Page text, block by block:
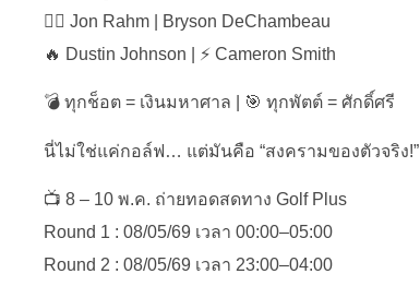
🏌️‍♂️ Jon Rahm | Bryson DeChambeau
🔥 Dustin Johnson | ⚡ Cameron Smith
💣 ทุกช็อต = เงินมหาศาล | 🎯 ทุกพัตต์ = ศักดิ์ศรี
นี่ไม่ใช่แค่กอล์ฟ… แต่มันคือ “สงครามของตัวจริง!”
📺 8 – 10 พ.ค. ถ่ายทอดสดทาง Golf Plus
Round 1 : 08/05/69 เวลา 00:00–05:00
Round 2 : 08/05/69 เวลา 23:00–04:00